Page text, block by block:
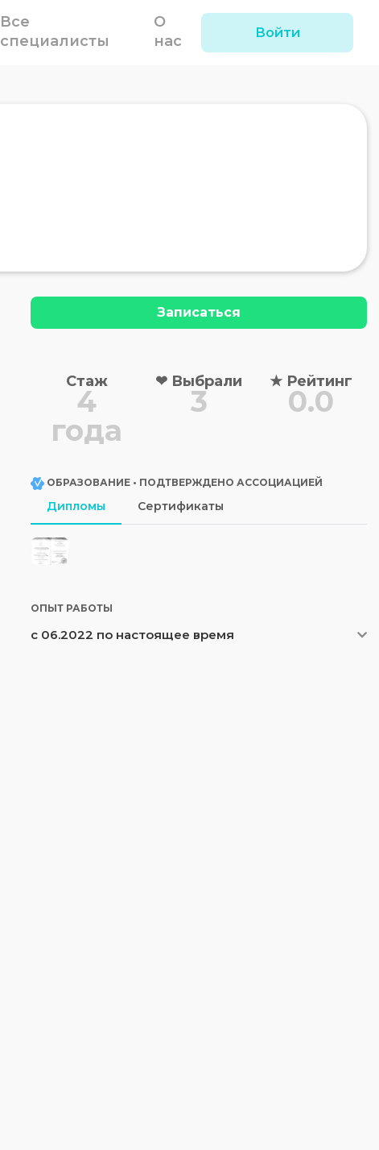
Все
специалисты
О
нас Войти
Записаться
Стаж
4
года
❤ Выбрали
3
★ Рейтинг
0.0
ОБРАЗОВАНИЕ • ПОДТВЕРЖДЕНО АССОЦИАЦИЕЙ
Дипломы Сертификаты
ОПЫТ РАБОТЫ
с 06.2022 по настоящее время